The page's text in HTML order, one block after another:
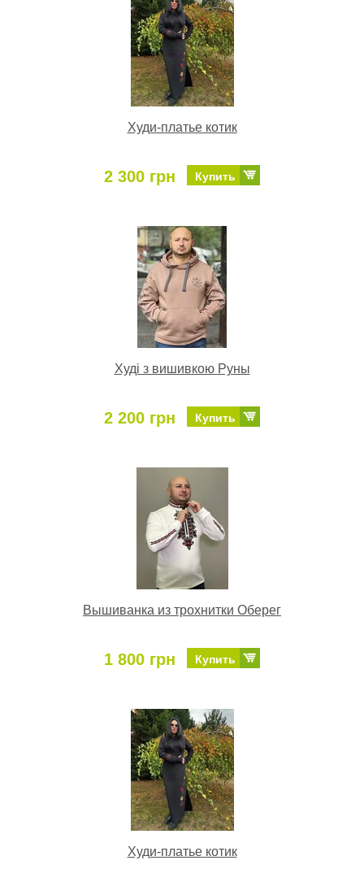
Худи-платье котик
2 300 грн Купить
Худі з вишивкою Руны
2 200 грн Купить
Вышиванка из трохнитки Оберег
1 800 грн Купить
Худи-платье котик